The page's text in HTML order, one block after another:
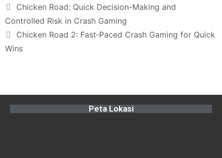
Chicken Road: Quick Decision-Making and
Controlled Risk in Crash Gaming
Chicken Road 2: Fast‑Paced Crash Gaming for Quick
Wins
Peta Lokasi